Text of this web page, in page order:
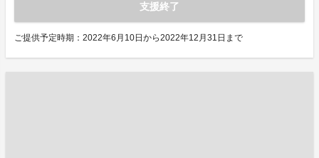
支援終了
ご提供予定時期：2022年6月10日から2022年12月31日まで